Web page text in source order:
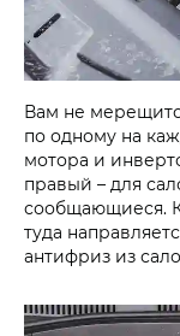
Вам не
по одному на
мотора и
правый – для
сообщающиеся.
туда
антифриз из